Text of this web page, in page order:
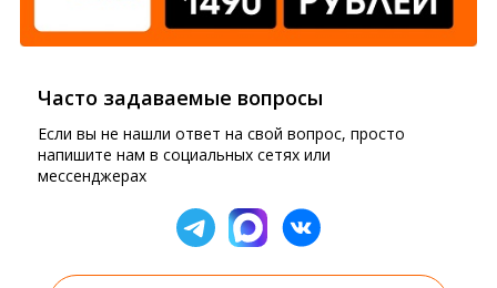
Часто задаваемые вопросы
Если вы не нашли ответ на свой вопрос, просто
напишите нам в социальных сетях или
мессенджерах